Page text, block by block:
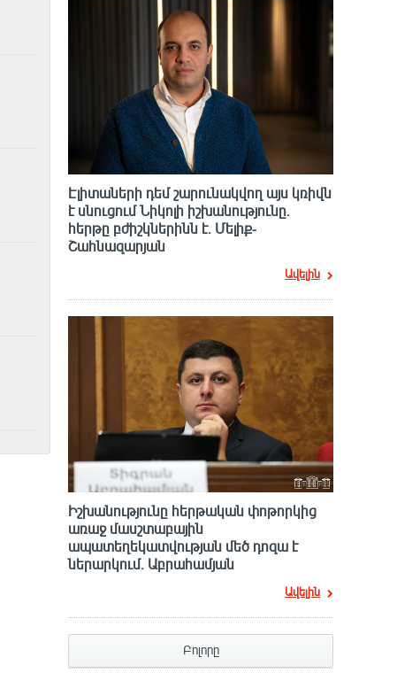
Էլիտաների դեմ շարունակվող այս կռիվն
է սնուցում Նիկոլի իշխանությունը.
հերթը բժիշկներինն է. Մելիք-
Շահնազարյան
Ավելին
Իշխանությունը հերթական փոթորկից
առաջ մասշտաբային
ապատեղեկատվության մեծ դnզա է
ներարկում․ Աբրահամյան
Ավելին
Բոլորը